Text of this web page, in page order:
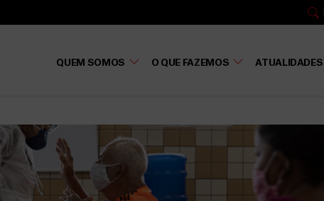
QUEM SOMOS O QUE FAZEMOS ATUALIDADES